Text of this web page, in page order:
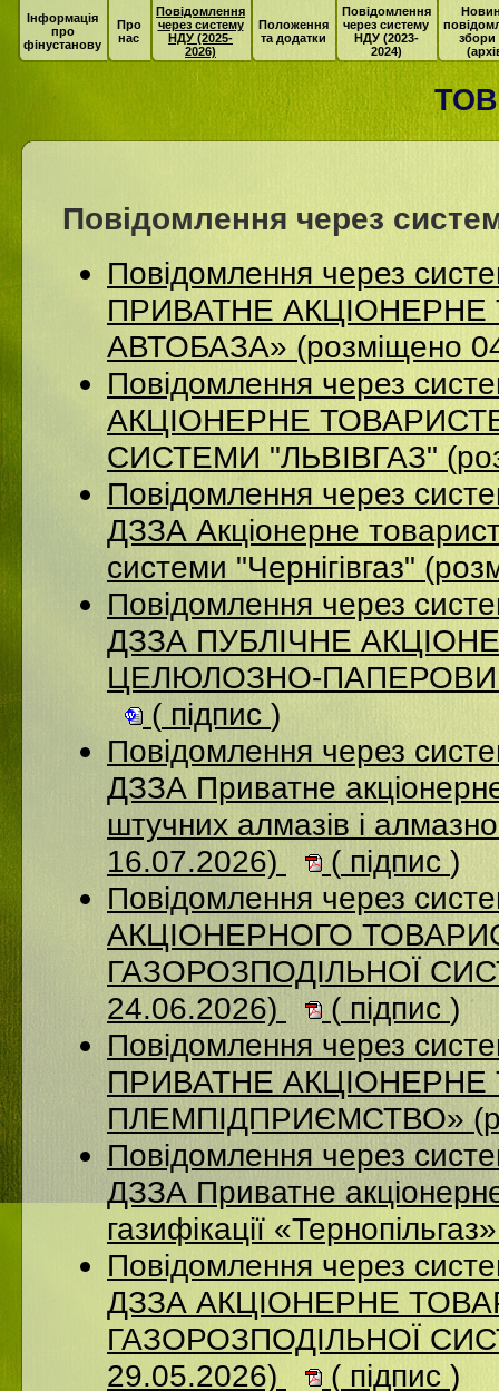
Інформація
про
фінустанову
Про
нас
Повідомлення
через систему
НДУ (2025-
2026)
Положення
та додатки
Повідомлення
через систему
НДУ (2023-
2024)
збори
Повідомлення через
Повідомлення через
ПРИВАТНЕ АКЦІОНЕРНЕ
АВТОБАЗА» (розміщено
Повідомлення через
АКЦІОНЕРНЕ
СИСТЕМИ "ЛЬВІВГАЗ"
Повідомлення через
ДЗЗА Акціонерне
системи "Чернігівгаз"
Повідомлення через
ДЗЗА ПУБЛІЧНЕ
ЦЕЛЮЛОЗНО-ПАПЕРОВИЙ
( підпис )
Повідомлення через
ДЗЗА Приватне
штучних алмазів і
16.07.2026)
( підпис)
Повідомлення через
АКЦІОНЕРНОГО
ГАЗОРОЗПОДІЛЬНОЇ
24.06.2026)
( підпис )
Повідомлення через
ПРИВАТНЕ АКЦІОНЕРНЕ
ПЛЕМПІДПРИЄМСТВО»
Повідомлення через
ДЗЗА Приватне
газифікації
Повідомлення через
ДЗЗА АКЦІОНЕРНЕ
ГАЗОРОЗПОДІЛЬНОЇ
29.05.2026)
( підпис )